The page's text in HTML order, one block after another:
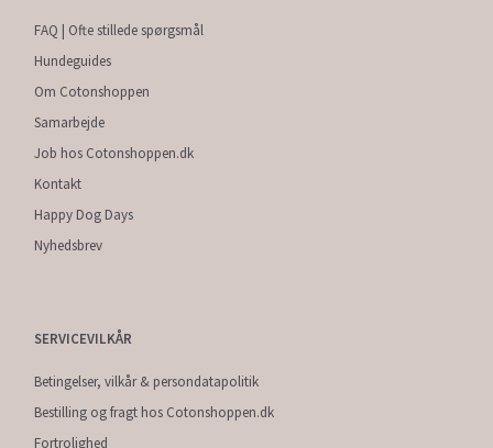
FAQ | Ofte stillede spørgsmål
Hundeguides
Om Cotonshoppen
Samarbejde
Job hos Cotonshoppen.dk
Kontakt
Happy Dog Days
Nyhedsbrev
SERVICEVILKÅR
Betingelser, vilkår & persondatapolitik
Bestilling og fragt hos Cotonshoppen.dk
Fortrolighed